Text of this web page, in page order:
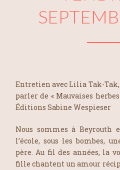
Entretien avec Lilia Tak-
parler de « Mauvaises herbes
Éditions Sabine Wespieser
Nous sommes à Beyrouth
l’école, sous les bombes,
père. Au fil des années, la
fille chantent un amour